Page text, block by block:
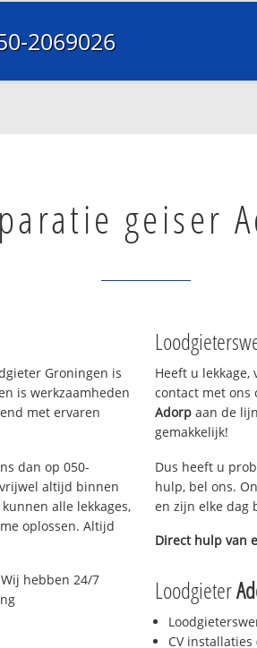
2069026
geiser
Groningen is
is werkzaamheden
met ervaren
dan op 050-
altijd binnen
alle lekkages,
oplossen. Altijd
hebben 24/7
Heeft u
contact met ons
Adorp aan de
gemakkelijk!
Dus heeft u
hulp, bel ons.
en zijn elke dag
Direct hulp van
Loodgieter
CV